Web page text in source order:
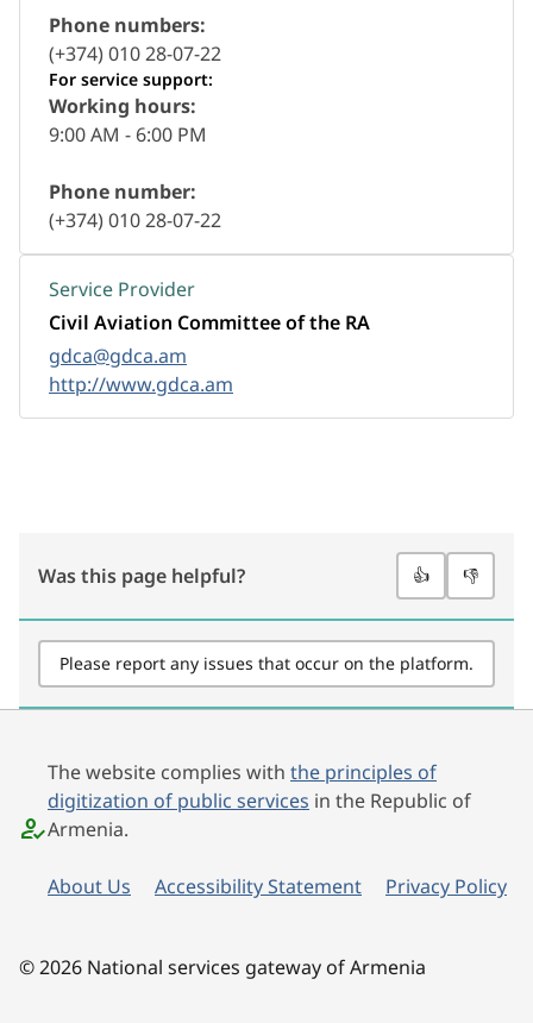
Phone numbers:
(+374) 010 28-07-22
For service support:
Working hours:
9:00 AM - 6:00 PM
Phone number:
(+374) 010 28-07-22
Service Provider
Civil Aviation Committee of the RA
gdca@gdca.am
http://www.gdca.am
Was this page helpful? 👍 👎
Please report any issues that occur on the platform.
The website complies with the principles of
digitization of public services in the Republic of
Armenia.
About Us Accessibility Statement Privacy Policy
© 2026 National services gateway of Armenia